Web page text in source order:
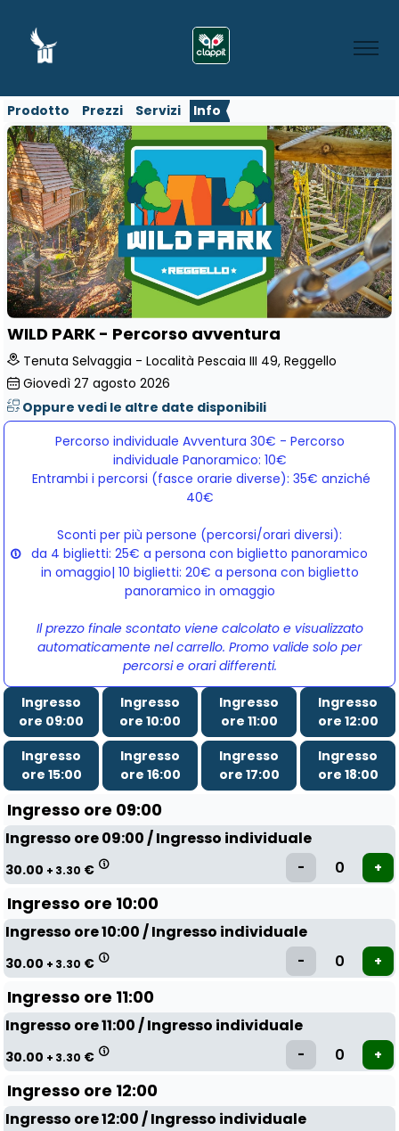
Prodotto Prezzi Servizi Info
WILD PARK - Percorso avventura
Tenuta Selvaggia - Località Pescaia III 49, Reggello
Giovedì 27 agosto 2026
Oppure vedi le altre date disponibili
Percorso individuale Avventura 30€ - Percorso
individuale Panoramico: 10€
Entrambi i percorsi (fasce orarie diverse): 35€ anziché
40€
Sconti per più persone (percorsi/orari diversi):
da 4 biglietti: 25€ a persona con biglietto panoramico
in omaggio| 10 biglietti: 20€ a persona con biglietto
panoramico in omaggio
Il prezzo finale scontato viene calcolato e visualizzato
automaticamente nel carrello. Promo valide solo per
percorsi e orari differenti.
Ingresso
ore 09:00
Ingresso
ore 10:00
Ingresso
ore 11:00
Ingresso
ore 12:00
Ingresso
ore 15:00
Ingresso
ore 16:00
Ingresso
ore 17:00
Ingresso
ore 18:00
Ingresso ore 09:00
Ingresso ore 09:00 / Ingresso individuale
30.00 + 3.30 €
Ingresso ore 10:00
Ingresso ore 10:00 / Ingresso individuale
30.00 + 3.30 €
Ingresso ore 11:00
Ingresso ore 11:00 / Ingresso individuale
30.00 + 3.30 €
Ingresso ore 12:00
Ingresso ore 12:00 / Ingresso individuale